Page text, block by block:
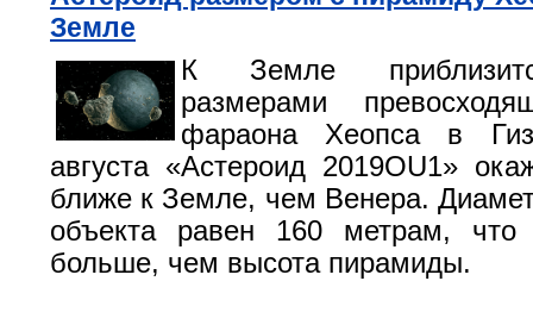
Земле
К Земле
размерами
фараона Хеопса в
августа «Астероид 2019OU1»
ближе к Земле, чем Венера.
объекта равен 160 метрам,
больше, чем высота пирамиды.